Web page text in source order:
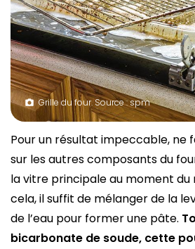
Grille du four. Source : spm
Pour un résultat impeccable, ne
sur les autres composants du
la vitre principale au moment du
cela, il suffit de mélanger de la
de l’eau pour former une pâte.
bicarbonate de soude, cette